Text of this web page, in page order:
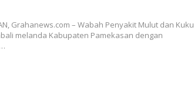
Grahanews.com – Wabah Penyakit Mulut dan Kuku
melanda Kabupaten Pamekasan dengan